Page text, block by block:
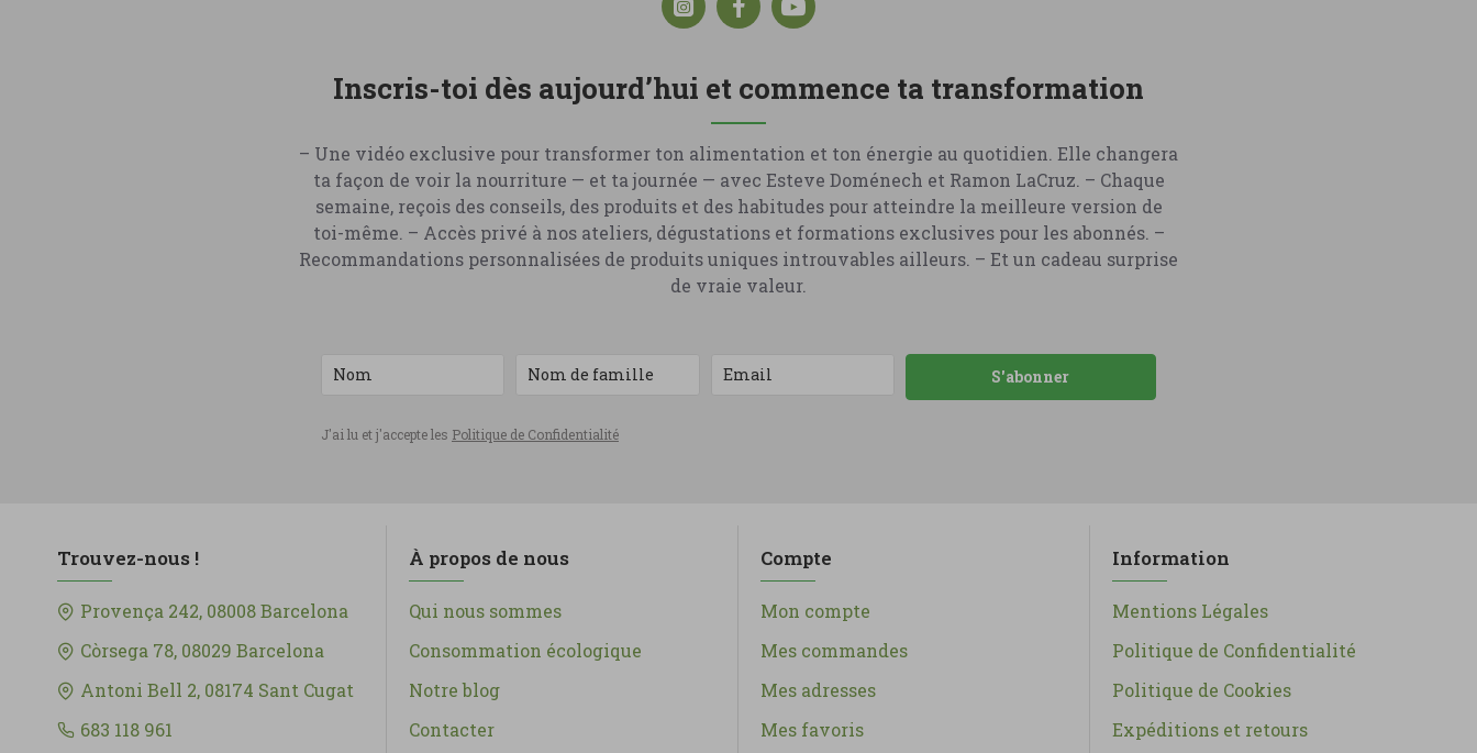
LCN Laboratorio
Maharishi Ayurveda
Marnys
Matcha&Co
Muria
Inscris-toi dès aujourd’hui et commence ta transformation
– Une vidéo exclusive pour transformer ton alimentation et ton énergie au quotidien. Elle changera
ta façon de voir la nourriture — et ta journée — avec Esteve Doménech et Ramon LaCruz. – Chaque
semaine, reçois des conseils, des produits et des habitudes pour atteindre la meilleure version de
toi-même. – Accès privé à nos ateliers, dégustations et formations exclusives pour les abonnés. –
Recommandations personnalisées de produits uniques introuvables ailleurs. – Et un cadeau surprise
de vraie valeur.
S'abonner
J'ai lu et j'accepte les Politique de Confidentialité
Trouvez-nous !
Provença 242, 08008 Barcelona
Còrsega 78, 08029 Barcelona
Antoni Bell 2, 08174 Sant Cugat
683 118 961
À propos de nous
Qui nous sommes
Consommation écologique
Notre blog
Contacter
Compte
Mon compte
Mes commandes
Mes adresses
Mes favoris
Information
Mentions Légales
Politique de Confidentialité
Politique de Cookies
Expéditions et retours